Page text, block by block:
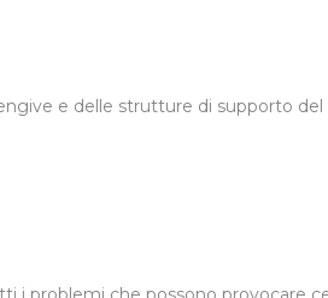
e delle strutture di supporto